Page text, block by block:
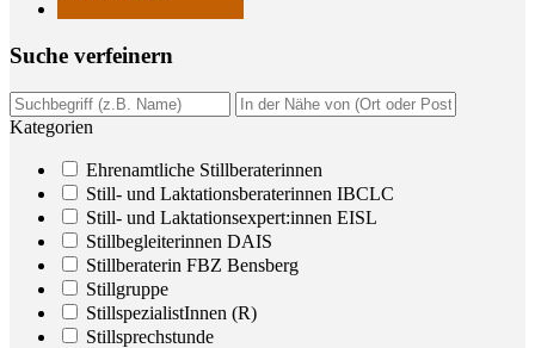
Suche ver­fei­nern
Kategorien
Ehrenamtliche Stillberaterinnen
Still- und Laktationsberaterinnen IBCLC
Still- und Laktationsexpert:innen EISL
Stillbegleiterinnen DAIS
Stillberaterin FBZ Bensberg
Stillgruppe
StillspezialistInnen (R)
Stillsprechstunde